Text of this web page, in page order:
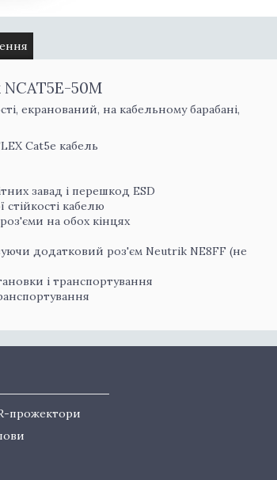
50M
екранований, на кабельному барабані,
Cat5e кабель
завад і перешкод ESD
стійкості кабелю
на обох кінцях
додатковий роз'єм Neutrik NE8FF (не
і транспортування
прожектори